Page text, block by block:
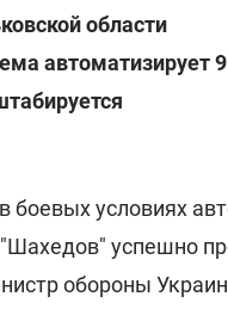
области
автоматизирует
боевых условиях
"Шахедов" успешно
обороны